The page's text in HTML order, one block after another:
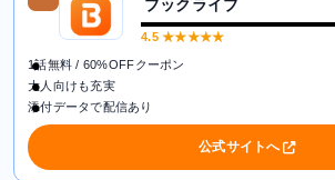
ブックライブ
4.5★★★★★
1話無料 / 60%OFFクーポン
大人向けも充実
添付データで配信あり
公式サイトへ